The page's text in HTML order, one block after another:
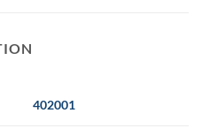
402001